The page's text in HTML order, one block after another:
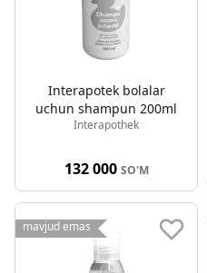
Interapotek bolalar
uchun shampun 200ml
Interapothek
132 000 SO'M
mavjud emas